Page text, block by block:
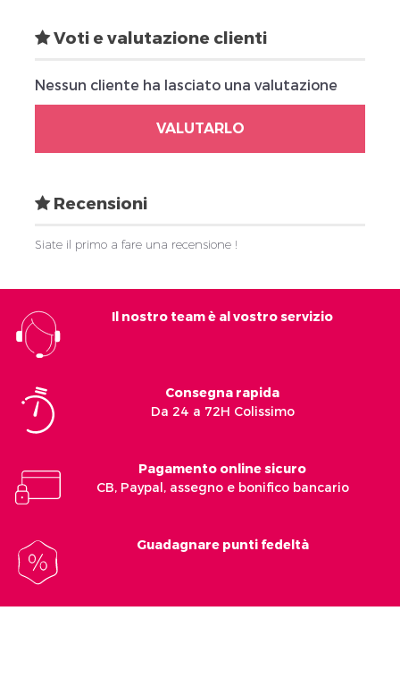
Voti e valutazione clienti
Nessun cliente ha lasciato una valutazione
VALUTARLO
Recensioni
Siate il primo a fare una recensione !
Il nostro team è al vostro servizio
Consegna rapida
Da 24 a 72H Colissimo
Pagamento online sicuro
CB, Paypal, assegno e bonifico bancario
Guadagnare punti fedeltà